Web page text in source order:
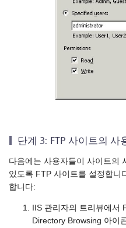
단계 3: FTP 사이트의
다음에는 사용자들이 사이트의
있도록 FTP 사이트를 설정합니
합니다:
IIS 관리자의 트리뷰에서
Directory Browsing 아이